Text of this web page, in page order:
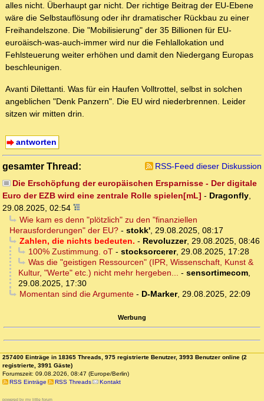
alles nicht. Überhaupt gar nicht. Der richtige Beitrag der EU-Ebene
wäre die Selbstauflösung oder ihr dramatischer Rückbau zu einer
Freihandelszone. Die "Mobilisierung" der 35 Billionen für EU-
euroäisch-was-auch-immer wird nur die Fehlallokation und
Fehlsteuerung weiter erhöhen und damit den Niedergang Europas
beschleunigen.
Avanti Dilettanti. Was für ein Haufen Volltrottel, selbst in solchen
angeblichen "Denk Panzern". Die EU wird niederbrennen. Leider
sitzen wir mitten drin.
antworten
gesamter Thread:
RSS-Feed dieser Diskussion
Die Erschöpfung der europäischen Ersparnisse - Der digitale
Euro der EZB wird eine zentrale Rolle spielen[mL] - Dragonfly,
29.08.2025, 02:54
Wie kam es denn "plötzlich" zu den "finanziellen
Herausforderungen" der EU? - stokk', 29.08.2025, 08:17
Zahlen, die nichts bedeuten. - Revoluzzer, 29.08.2025, 08:46
100% Zustimmung. oT- stocksorcerer, 29.08.2025, 17:28
Was die "geistigen Ressourcen" (IPR, Wissenschaft, Kunst &
Kultur, "Werte" etc.) nicht mehr hergeben... - sensortimecom,
29.08.2025, 17:30
Momentan sind die Argumente- D-Marker, 29.08.2025, 22:09
Werbung
257400 Einträge in 18365 Threads, 975 registrierte Benutzer, 3993 Benutzer online (2
registrierte, 3991 Gäste)
Forumszeit: 09.08.2026, 08:47 (Europe/Berlin)
RSS Einträge
RSS Threads Kontakt
powered by my little forum